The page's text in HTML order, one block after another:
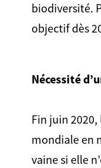
biodiversité.
objectif dès
Nécessité
Fin juin
mondiale en
vaine si elle